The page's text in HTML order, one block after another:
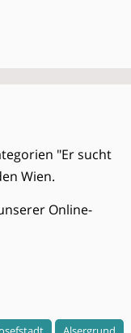
"Er sucht
Wien.
Online-